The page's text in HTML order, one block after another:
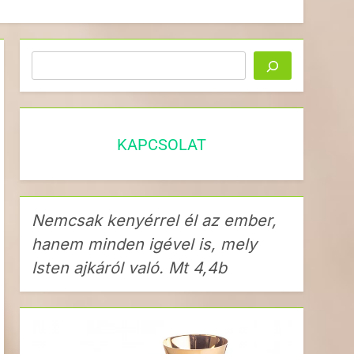
KAPCSOLAT
Nemcsak kenyérrel él az ember,
hanem minden igével is, mely
Isten ajkáról való. Mt 4,4b